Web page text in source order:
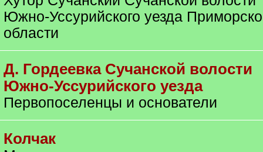
Южно-Уссурийского уезда
области
Д. Гордеевка Сучанской волости
Южно-Уссурийского уезда
Первопоселенцы и основатели
Колчак